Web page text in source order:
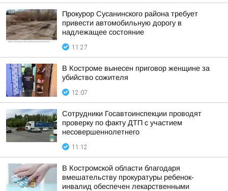
Прокурор Сусанинского района требует
привести автомобильную дорогу в
надлежащее состояние
11:27
В Костроме вынесен приговор женщине за
убийство сожителя
12:07
Сотрудники Госавтоинспекции проводят
проверку по факту ДТП с участием
несовершеннолетнего
11:12
В Костромской области благодаря
вмешательству прокуратуры ребенок-
инвалид обеспечен лекарственными